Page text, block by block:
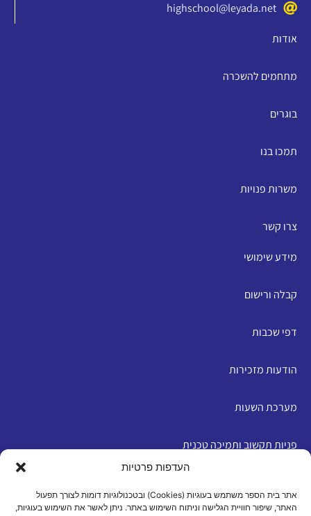
העדפות פרטיות
אתר בית הספר משתמש בעוגיות (Cookies) ובטכנולוגיות דומות לצורך תפעול
האתר, שיפור חוויית הגלישה וניתוח השימוש באתר. ניתן לאשר את השימוש בעוגיות,
highschool@leyada.net
אודות
מתחמים להשכרה
בוגרים
תמכו בנו
משרות פנויות
צרו קשר
מידע שימושי
קבלה ורישום
דפי שכבות
הודעות מזכירות
מערכת השעות
פניות תקשוב ותמיכה טכנית